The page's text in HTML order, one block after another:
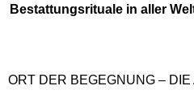
Bestattungsrituale in aller
ORT DER BEGEGNUNG –